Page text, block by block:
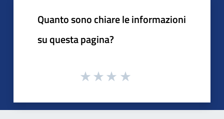
Quanto sono chiare le informazioni
su questa pagina?